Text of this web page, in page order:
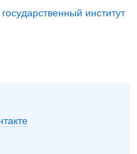
институт